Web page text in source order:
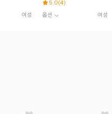
여성
5.0(4)
옵션
여성